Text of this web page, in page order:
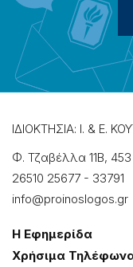
ΙΔΙΟΚΤΗΣΙΑ: Ι. & Ε.
Φ. Τζαβέλλα 11Β,
26510 25677 - 33791
info@proinoslogos.gr
Η Εφημερίδα
Χρήσɩμα